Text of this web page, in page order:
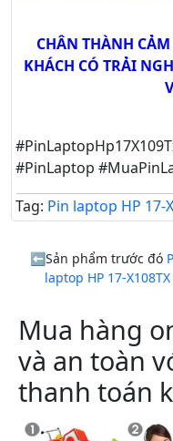
CHÂN THÀNH
KHÁCH CÓ TRẢI
#PinLaptop
Tag: Pin laptop HP 17-
Sản phẩm trước đó
laptop HP 17-X108TX
Mua hàng
và an toàn
thanh toán